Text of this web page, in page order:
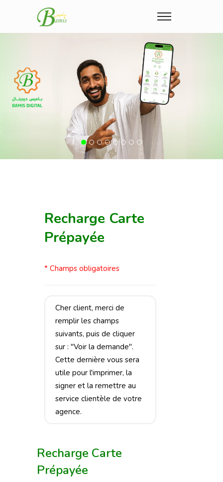
Recharge Carte
Prépayée
* Champs obligatoires
Cher client, merci de
remplir les champs
suivants, puis de cliquer
sur : "Voir la demande".
Cette dernière vous sera
utile pour l'imprimer, la
signer et la remettre au
service clientèle de votre
agence.
Recharge Carte
Prépayée